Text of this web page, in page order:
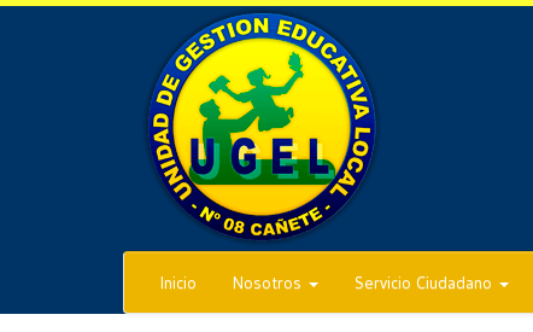
Inicio Nosotros Servicio Ciudadano